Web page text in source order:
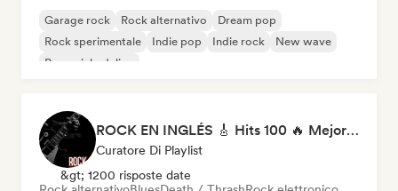
Garage rock Rock alternativo
Dream pop
Rock sperimentale
Indie pop Indie rock
New wave
Pop psichedelico
ROCK EN INGLÉS 🎸 Hits 100 🔥 Mejor Música Rock Internacional ·
Curatore Di Playlist
&gt; 1200 risposte date